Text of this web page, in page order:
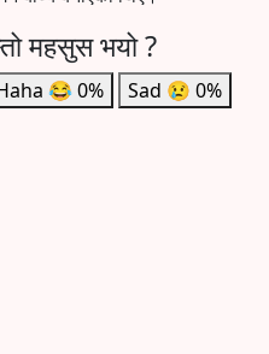
महसुस भयो ?
😂0% Sad 😢 0%